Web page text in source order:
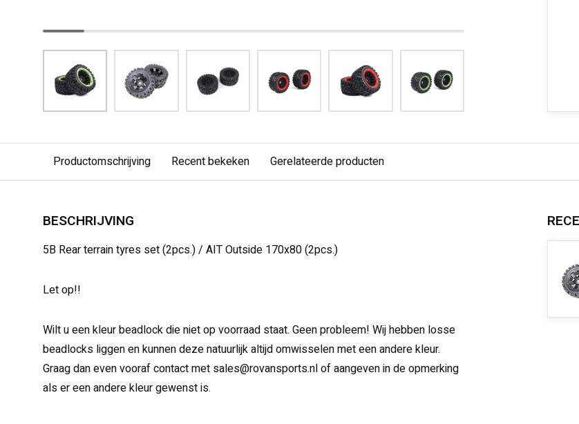
Productomschrijving Recent bekeken Gerelateerde producten
BESCHRIJVING
5B Rear terrain tyres set (2pcs.) / AIT Outside 170x80 (2pcs.)
Let op!!
Wilt u een kleur beadlock die niet op voorraad staat. Geen probleem! Wij hebben losse
beadlocks liggen en kunnen deze natuurlijk altijd omwisselen met een andere kleur.
Graag dan even vooraf contact met sales@rovansports.nlof aangeven in de opmerking
als er een andere kleur gewenst is.